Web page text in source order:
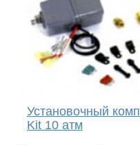
Установочный
Kit 10 атм